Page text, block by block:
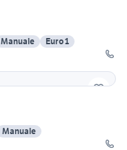
Manuale
Euro 1
Manuale